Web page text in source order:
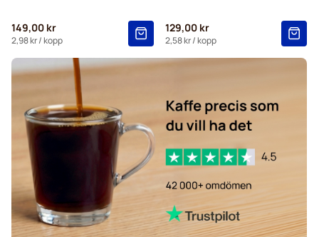
149,00 kr
2,98 kr/ kopp
129,00 kr
2,58 kr/ kopp